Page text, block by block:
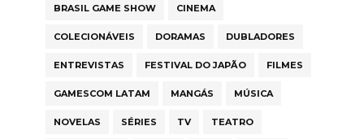
BRASIL GAME SHOW CINEMA
COLECIONÁVEIS DORAMAS DUBLADORES
ENTREVISTAS FESTIVAL DO JAPÃO FILMES
GAMESCOM LATAM MANGÁS MÚSICA
NOVELAS SÉRIES TV TEATRO